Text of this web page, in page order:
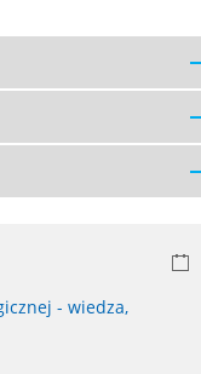
- wiedza,